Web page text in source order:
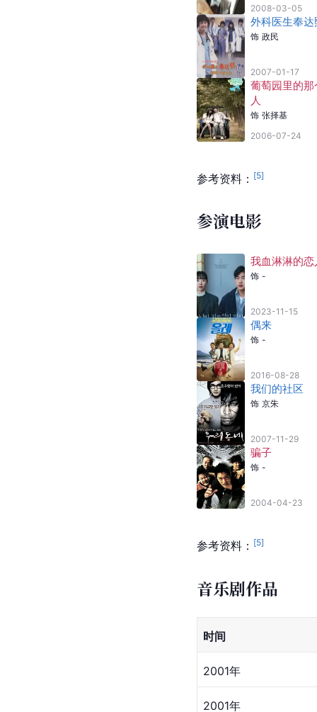
2008-03-05
外科医生奉达
饰 政民
2007-01-17
葡萄园里的那
人
饰 张择基
2006-07-24
参考资料： [5]
参演电影
我血淋淋的恋
饰 -
2023-11-15
偶来
饰 -
2016-08-28
我们的社区
饰 京朱
2007-11-29
骗子
饰 -
2004-04-23
参考资料： [5]
音乐剧作品
时间
2001年
2001年